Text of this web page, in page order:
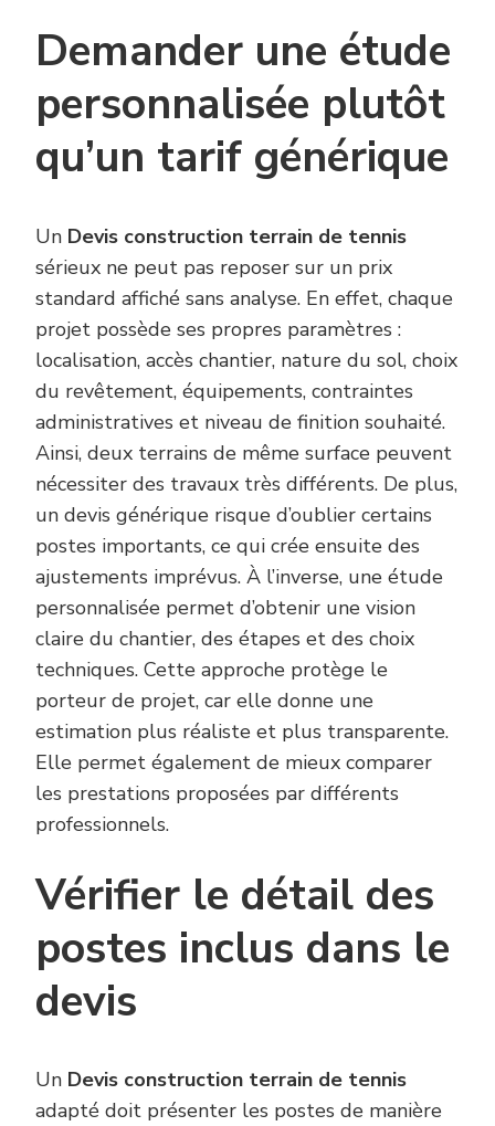
Demander une étude
personnalisée plutôt
qu’un tarif générique
Un Devis construction terrain de tennis
sérieux ne peut pas reposer sur un prix
standard affiché sans analyse. En effet, chaque
projet possède ses propres paramètres :
localisation, accès chantier, nature du sol, choix
du revêtement, équipements, contraintes
administratives et niveau de finition souhaité.
Ainsi, deux terrains de même surface peuvent
nécessiter des travaux très différents. De plus,
un devis générique risque d’oublier certains
postes importants, ce qui crée ensuite des
ajustements imprévus. À l’inverse, une étude
personnalisée permet d’obtenir une vision
claire du chantier, des étapes et des choix
techniques. Cette approche protège le
porteur de projet, car elle donne une
estimation plus réaliste et plus transparente.
Elle permet également de mieux comparer
les prestations proposées par différents
professionnels.
Vérifier le détail des
postes inclus dans le
devis
Un Devis construction terrain de tennis
adapté doit présenter les postes de manière